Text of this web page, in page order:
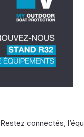
Restez connectés,